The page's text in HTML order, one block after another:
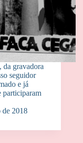
gravadora
seguidor
e já
participaram
de 2018